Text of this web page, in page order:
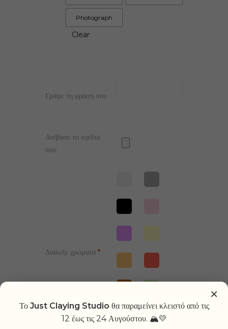
Photograph
Clear
Γράψε τη φράση σου
Ανέβασε το σχέδιό
σου
Διάλεξε χρώματα *
×
Το Just Claying Studio θα παραμείνει κλειστό από τις
12 έως τις 24 Αυγούστου. 🏔💛